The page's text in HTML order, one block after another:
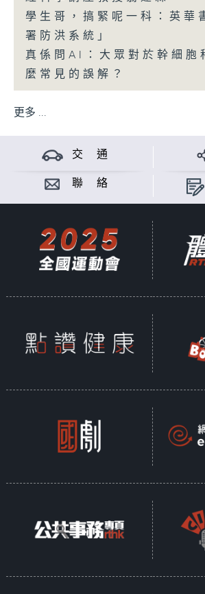
學生哥，搞緊呢一科：英華
署防洪系統」
真係問AI：大眾對於幹細胞
麼常見的誤解？
更多 ...
交 通
聯 絡